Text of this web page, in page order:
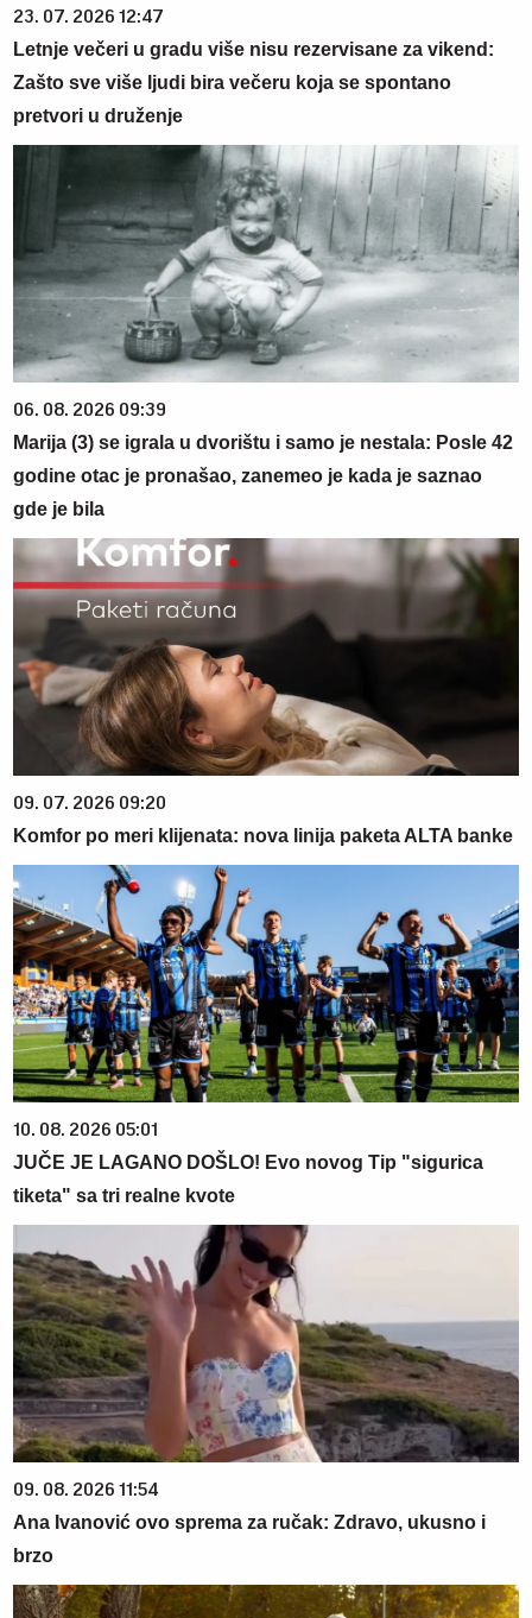
23. 07. 2026 12:47
Letnje večeri u gradu više nisu rezervisane za vikend:
Zašto sve više ljudi bira večeru koja se spontano
pretvori u druženje
06. 08. 2026 09:39
Marija (3) se igrala u dvorištu i samo je nestala: Posle 42
godine otac je pronašao, zanemeo je kada je saznao
gde je bila
09. 07. 2026 09:20
Komfor po meri klijenata: nova linija paketa ALTA banke
10. 08. 2026 05:01
JUČE JE LAGANO DOŠLO! Evo novog Tip "sigurica
tiketa" sa tri realne kvote
09. 08. 2026 11:54
Ana Ivanović ovo sprema za ručak: Zdravo, ukusno i
brzo